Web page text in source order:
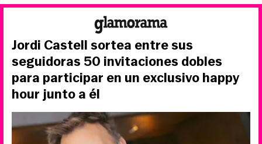
Jordi Castell sortea entre sus
seguidoras 50 invitaciones dobles
para participar en un exclusivo happy
hour junto a él